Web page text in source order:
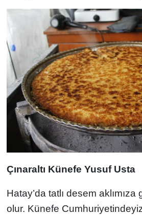
Çınaraltı Künefe Yusuf Usta
Hatay’da tatlı desem
olur. Künefe